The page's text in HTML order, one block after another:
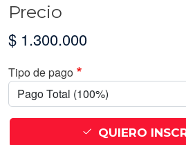
Precio
$ 1.300.000
Tipo de pago
QUIERO